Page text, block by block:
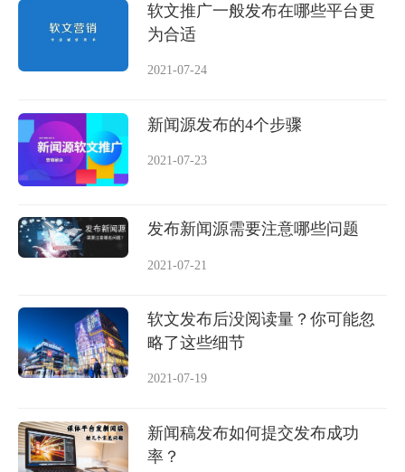
软文推广一般发布在哪些平台更
为合适
2021-07-24
新闻源发布的4个步骤
2021-07-23
发布新闻源需要注意哪些问题
2021-07-21
软文发布后没阅读量？你可能忽
略了这些细节
2021-07-19
新闻稿发布如何提交发布成功
率？